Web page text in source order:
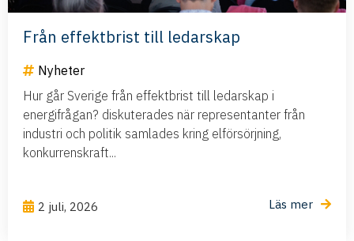
Från effektbrist till ledarskap
Nyheter
Hur går Sverige från effektbrist till ledarskap i
energifrågan? diskuterades när representanter från
industri och politik samlades kring elförsörjning,
konkurrenskraft...
2 juli, 2026 Läs mer